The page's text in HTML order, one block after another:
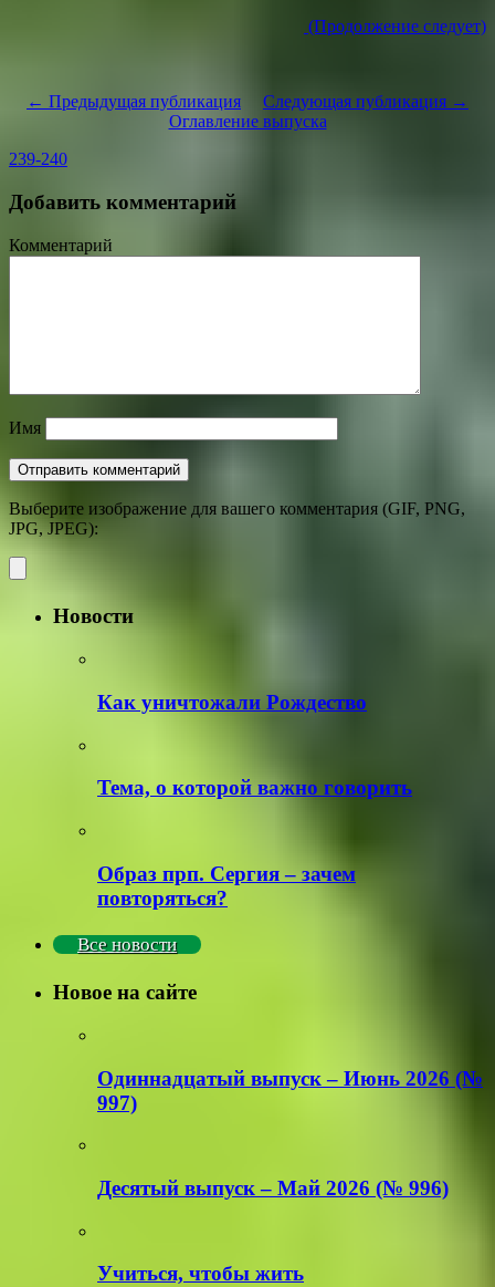
(Продолжение следует)
← Предыдущая публикация
Следующая публикация →
Оглавление выпуска
239-240
Добавить комментарий
Комментарий
Имя
Выберите изображение для вашего комментария (GIF, PNG,
JPG, JPEG):
Новости
Как уничтожали Рождество
Тема, о которой важно говорить
Образ прп. Сергия – зачем
повторяться?
Все новости
Новое на сайте
Одиннадцатый выпуск – Июнь 2026 (№
997)
Деcятый выпуск – Май 2026 (№ 996)
Учиться, чтобы жить